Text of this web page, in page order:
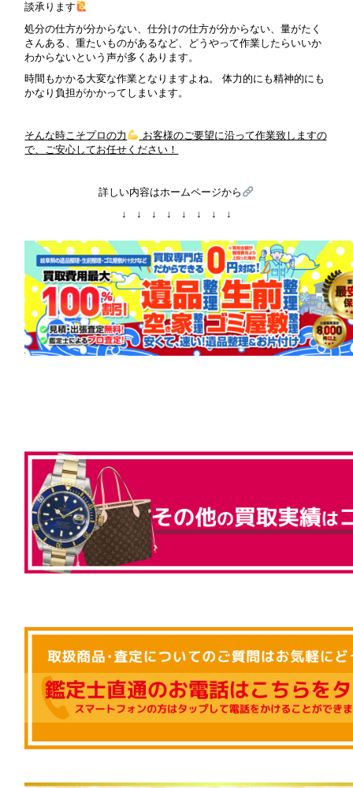
談承ります
処分の仕方が分からない、仕分けの仕方が分からない、量がたく
さんある、重たいものがあるなど、どうやって作業したらいいか
わからないという声が多くあります。
時間もかかる大変な作業となりますよね。 体力的にも精神的にも
かなり負担がかかってしまいます。
そんな時こそプロの力
お客様のご要望に沿って作業致しますの
で、ご安心してお任せください！
詳しい内容はホームページから
↓ ↓ ↓ ↓ ↓ ↓ ↓ ↓